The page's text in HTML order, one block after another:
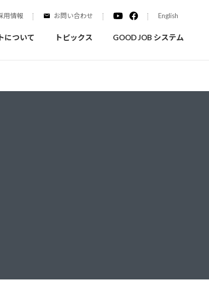
用情報 お問い合わせ English
について
て
トピックス GOOD JOB システム